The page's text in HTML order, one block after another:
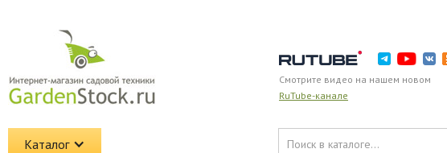
Смотрите видео на нашем новом
RuTube-канале
Каталог